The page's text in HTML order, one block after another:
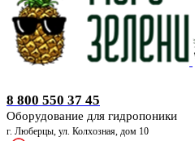
8 800 550 37 45
Оборудование для гидропоники
г. Люберцы, ул. Колхозная, дом 10